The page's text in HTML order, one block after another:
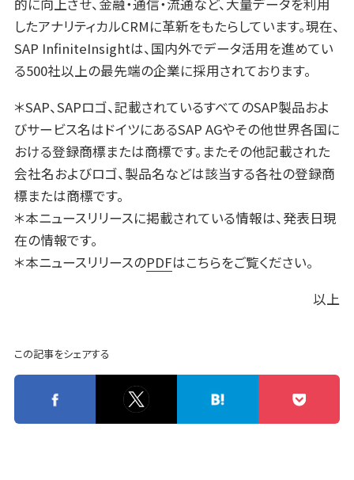
的に向上させ、金融・通信・流通など、大量データを利用
したアナリティカルCRMに革新をもたらしています。現在、
SAP InfiniteInsightは、国内外でデータ活用を進めてい
る500社以上の最先端の企業に採用されております。
＊SAP、SAPロゴ、記載されているすべてのSAP製品およ
びサービス名はドイツにあるSAP AGやその他世界各国に
おける登録商標または商標です。またその他記載された
会社名およびロゴ、製品名などは該当する各社の登録商
標または商標です。
＊本ニュースリリースに掲載されている情報は、発表日現
在の情報です。
＊本ニュースリリースのPDFはこちらをご覧ください。
以上
この記事をシェアする